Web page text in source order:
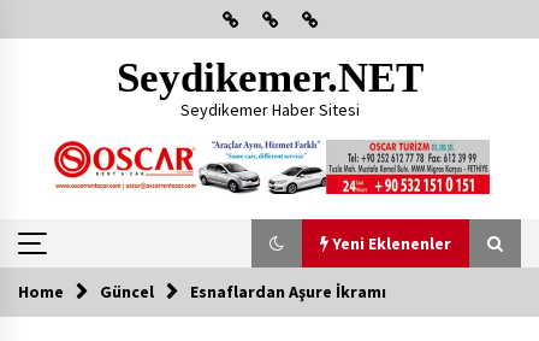
to
Seydikemer.NET
Seydikemer Haber Sitesi
Yeni Eklenenler
Yeni Eklenenler
Home Güncel Esnaflardan Aşure İkramı